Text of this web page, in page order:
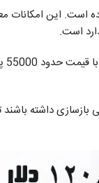
است. این امکانات
است.
داشته باشند